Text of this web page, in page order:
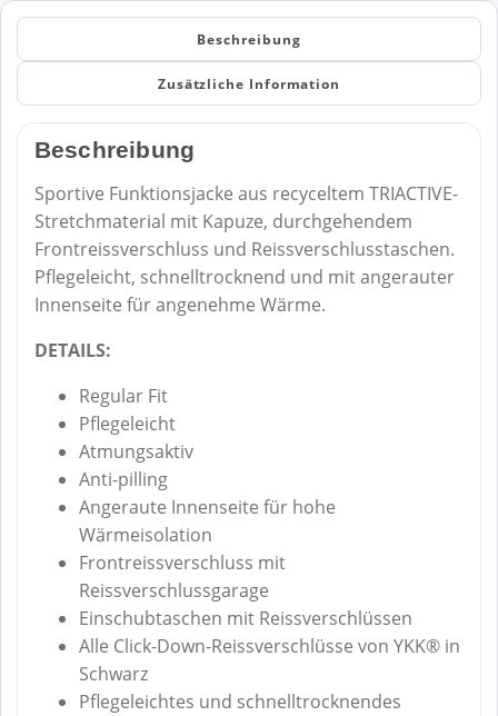
Beschreibung
Zusätzliche Information
Beschreibung
Sportive Funktionsjacke aus recyceltem TRIACTIVE-
Stretchmaterial mit Kapuze, durchgehendem
Frontreissverschluss und Reissverschlusstaschen.
Pflegeleicht, schnelltrocknend und mit angerauter
Innenseite für angenehme Wärme.
DETAILS:
Regular Fit
Pflegeleicht
Atmungsaktiv
Anti-pilling
Angeraute Innenseite für hohe
Wärmeisolation
Frontreissverschluss mit
Reissverschlussgarage
Einschubtaschen mit Reissverschlüssen
Alle Click-Down-Reissverschlüsse von YKK® in
Schwarz
Pflegeleichtes und schnelltrocknendes